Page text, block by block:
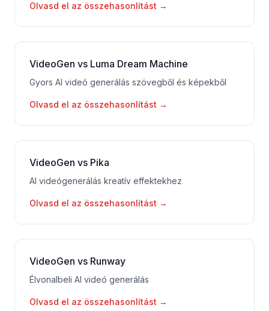
Olvasd el az összehasonlítást →
VideoGen vs Luma Dream Machine
Gyors AI videó generálás szövegből és képekből
Olvasd el az összehasonlítást →
VideoGen vs Pika
AI videógenerálás kreatív effektekhez
Olvasd el az összehasonlítást →
VideoGen vs Runway
Élvonalbeli AI videó generálás
Olvasd el az összehasonlítást →